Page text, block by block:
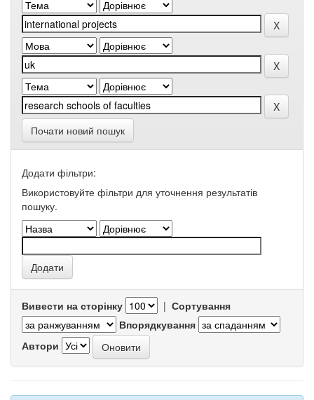
Почати новий пошук
Додати фільтри:
Використовуйте фільтри для уточнення результатів
пошуку.
Вивести на сторінку | Сортування
Впорядкування
Автори